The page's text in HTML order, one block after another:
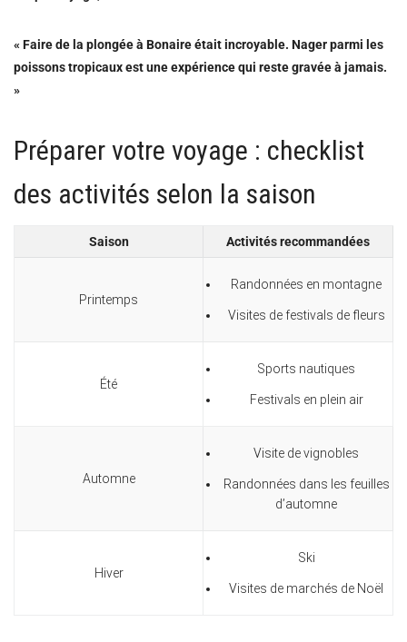
« Faire de la plongée à Bonaire était incroyable. Nager parmi les
poissons tropicaux est une expérience qui reste gravée à jamais.
»
Préparer votre voyage : checklist
des activités selon la saison
Saison Activités recommandées
Printemps
Randonnées en montagne
Visites de festivals de fleurs
Été
Sports nautiques
Festivals en plein air
Automne
Visite de vignobles
Randonnées dans les feuilles
d’automne
Hiver
Ski
Visites de marchés de Noël